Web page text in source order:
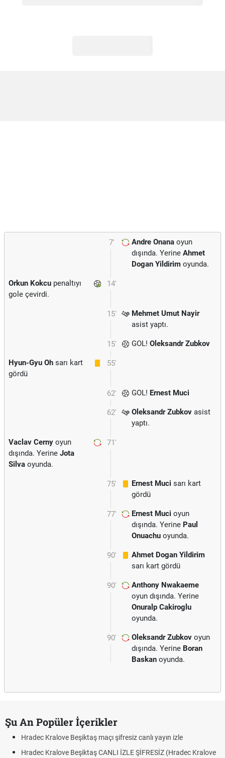
7' Andre Onana oyun
dışında. Yerine Ahmet
Dogan Yildirim oyunda.
14'
Orkun Kokcu penaltıyı
gole çevirdi.
15'
Mehmet Umut Nayir
asist yaptı.
15' GOL! Oleksandr Zubkov
55'
Hyun-Gyu Oh sarı kart
gördü
62' GOL! Ernest Muci
62' Oleksandr Zubkov asist
yaptı.
71'
Vaclav Cerny oyun
dışında. Yerine Jota
Silva oyunda.
75' Ernest Muci sarı kart
gördü
77' Ernest Muci oyun
dışında. Yerine Paul
Onuachu oyunda.
90'
Ahmet Dogan Yildirim
sarı kart gördü
90'
Anthony Nwakaeme
oyun dışında. Yerine
Onuralp Cakiroglu
oyunda.
90' Oleksandr Zubkov oyun
dışında. Yerine Boran
Baskan oyunda.
Şu An Popüler İçerikler
Hradec Kralove Beşiktaş maçı şifresiz canlı yayın izle
Hradec Kralove Beşiktaş CANLI İZLE ŞİFRESİZ (Hradec Kralove